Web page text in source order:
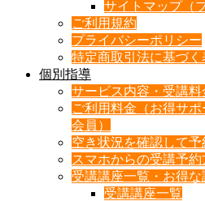
サイトマップ（
ご利用規約
プライバシーポリシー
特定商取引法に基づく
個別指導
サービス内容・受講料
ご利用料金（お得サ
会員）
空き状況を確認して予
スマホからの受講予約
受講講座一覧・お得な
受講講座一覧